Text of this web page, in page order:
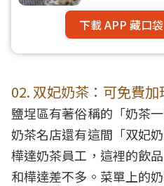
下載 APP 藏口袋
02. 双妃奶茶：可免費加
鹽埕區有著俗稱的「奶茶
奶茶名店還有這間「双妃
樺達奶茶員工，這裡的飲
和樺達差不多。菜單上的